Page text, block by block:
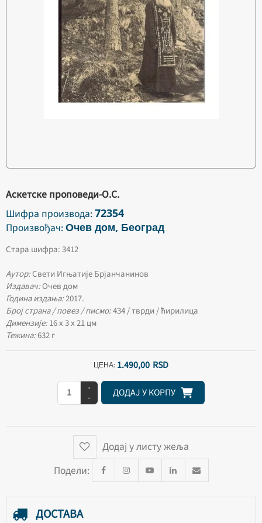
Аскетске проповеди-О.С.
Шифра производа:72354
Произвођач:Очев дом, Београд
Стара шифра: 3412
Аутор:Свети Игњатије Брјанчанинов
Издавач:Очев дом
Година издања:2017.
Број страна / повез / писмо:434 / тврди / ћирилица
Димензије:16 х 3 х 21 цм
Тежина:632 г
ЦЕНА: 1.490,00 RSD
+
-
Додај у листу жеља
Подели:
ДОСТАВА